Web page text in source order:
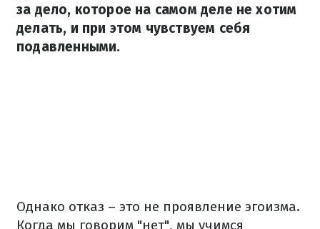
за дело, которое на самом деле не хотим
делать, и при этом чувствуем себя
подавленными.
Однако отказ – это не проявление эгоизма.
Когда мы говорим "нет", мы учимся